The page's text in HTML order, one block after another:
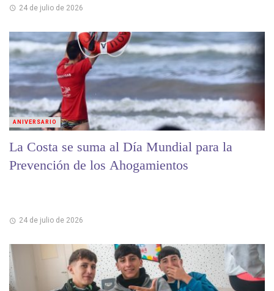
24 de julio de 2026
La Costa se suma al Día Mundial para la
Prevención de los Ahogamientos
24 de julio de 2026
ANIVERSARIO